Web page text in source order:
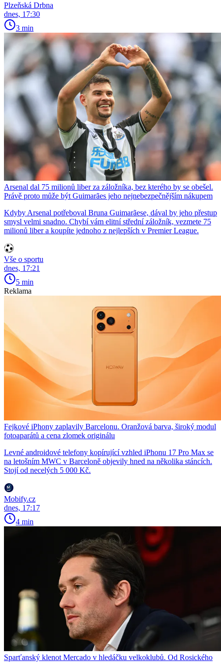
Plzeňská Drbna
dnes, 17:30
3 min
Arsenal dal 75 milionů liber za záložníka, bez kterého by se obešel.
Právě proto může být Guimarães jeho nejnebezpečnějším nákupem
Kdyby Arsenal potřeboval Bruna Guimarãese, dával by jeho přestup
smysl velmi snadno. Chybí vám elitní střední záložník, vezmete 75
milionů liber a koupíte jednoho z nejlepších v Premier League.
Vše o sportu
dnes, 17:21
5 min
Reklama
Fejkové iPhony zaplavily Barcelonu. Oranžová barva, široký modul
fotoaparátů a cena zlomek originálu
Levné androidové telefony kopírující vzhled iPhonu 17 Pro Max se
na letošním MWC v Barceloně objevily hned na několika stáncích.
Stojí od necelých 5 000 Kč.
Mobify.cz
dnes, 17:17
4 min
Sparťanský klenot Mercado v hledáčku velkoklubů. Od Rosického